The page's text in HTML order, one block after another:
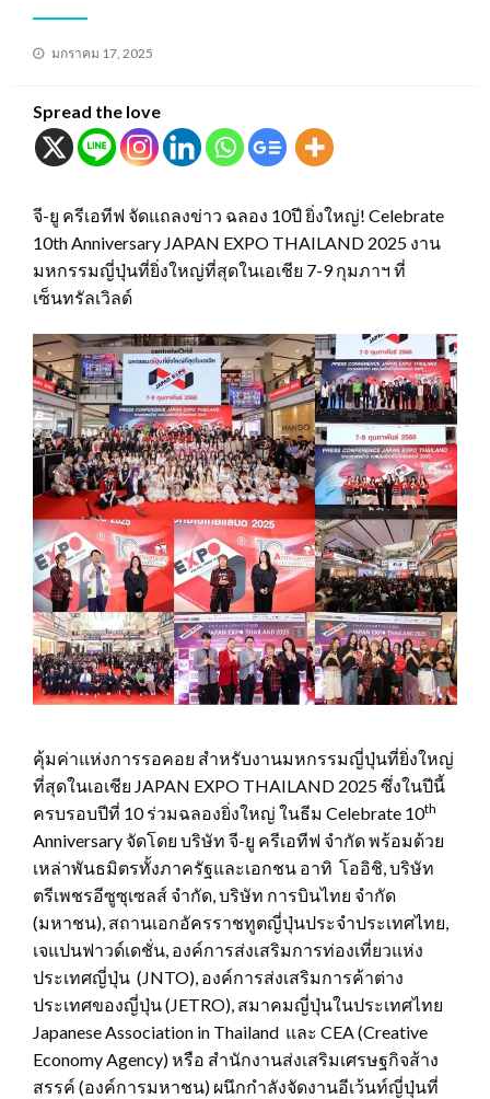
Posted
มกราคม 17, 2025
Spread the love
จี-ยู ครีเอทีฟ จัดแถลงข่าว ฉลอง 10ปี ยิ่งใหญ่! Celebrate
10th Anniversary JAPAN EXPO THAILAND 2025 งาน
มหกรรมญี่ปุ่นที่ยิ่งใหญ่ที่สุดในเอเชีย 7-9 กุมภาฯ ที่
เซ็นทรัลเวิลด์
คุ้มค่าแห่งการรอคอย สำหรับงานมหกรรมญี่ปุ่นที่ยิ่งใหญ่
ที่สุดในเอเชีย JAPAN EXPO THAILAND 2025 ซึ่งในปีนี้
ครบรอบปีที่ 10 ร่วมฉลองยิ่งใหญ่ ในธีม Celebrate 10th
Anniversary จัดโดย บริษัท จี-ยู ครีเอทีฟ จำกัด พร้อมด้วย
เหล่าพันธมิตรทั้งภาครัฐและเอกชน อาทิ โออิชิ, บริษัท
ตรีเพชรอีซูซุเซลส์ จํากัด, บริษัท การบินไทย จำกัด
(มหาชน), สถานเอกอัครราชทูตญี่ปุ่นประจำประเทศไทย,
เจแปนฟาวด์เดชั่น, องค์การส่งเสริมการท่องเที่ยวแห่ง
ประเทศญี่ปุ่น (JNTO), องค์การส่งเสริมการค้าต่าง
ประเทศของญี่ปุ่น (JETRO), สมาคมญี่ปุ่นในประเทศไทย
Japanese Association in Thailand และ CEA (Creative
Economy Agency) หรือ สำนักงานส่งเสริมเศรษฐกิจส้าง
สรรค์ (องค์การมหาชน) ผนึกกำลังจัดงานอีเว้นท์ญี่ปุ่นที่